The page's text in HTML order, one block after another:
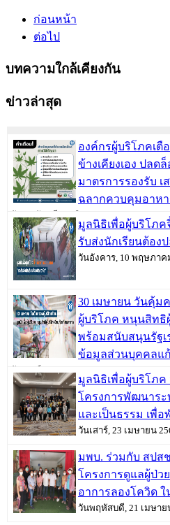
ก่อนหน้า
ต่อไป
บทความใกล้เคียงกัน
ข่าวล่าสุด
องค์กรผู้บริโภคเตื
ข้างเคียงเอง ปล
มาตรการรองรับ เ
ฉลากควบคุมอาห
วันพฤหัสบดี, 09 มิถุนายน 2565
มูลนิธิเพื่อผู้บริโภค
รับส่งนักเรียนต้อง
วันอังคาร, 10 พฤษภาค
30 เมษายน วันคุ้ม
ผู้บริโภค หนุนสิทธิ
พร้อมสนับสนุนรัฐเ
ข้อมูลส่วนบุคคลแ
มูลนิธิเพื่อผู้บริโภ
โครงการพัฒนาร
และเป็นธรรม เพื่
วันเสาร์, 23 เมษายน
มพบ. ร่วมกับ สปส
โครงการดูแลผู้ป่ว
อาการลองโควิด
วันพฤหัสบดี, 21 เมษาย